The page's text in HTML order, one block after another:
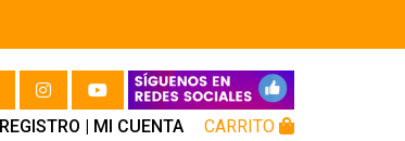
REGISTRO | MI CUENTA CARRITO